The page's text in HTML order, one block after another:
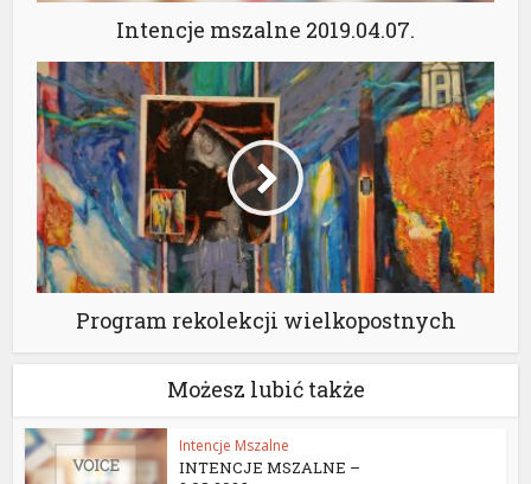
Intencje mszalne 2019.04.07.
Program rekolekcji wielkopostnych
Możesz lubić także
Intencje Mszalne
INTENCJE MSZALNE –